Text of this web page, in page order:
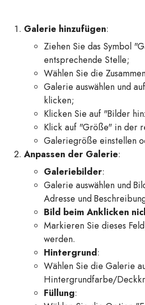
Galerie hinzufügen:
Ziehen Sie das Symbol
entsprechende Stelle;
Wählen Sie die
Galerie auswählen und
klicken;
Klicken Sie auf "Bilder
Klick auf "Größe" in der
Galeriegröße einstellen
Anpassen der Galerie:
Galeriebilder:
Galerie auswählen und
Adresse und
Bild beim Anklicken
Markieren Sie dieses
werden.
Hintergrund:
Wählen Sie die Galerie
Hintergrundfarbe/
Füllung: